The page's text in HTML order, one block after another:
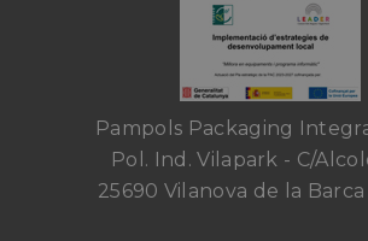
Pampols Packaging
Pol. Ind. Vilapark - C/
25690 Vilanova de la Barca